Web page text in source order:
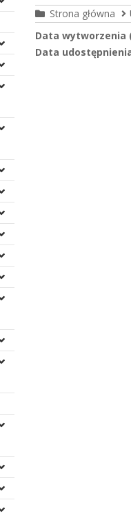
Strona główna
Data wytworzenia
Data